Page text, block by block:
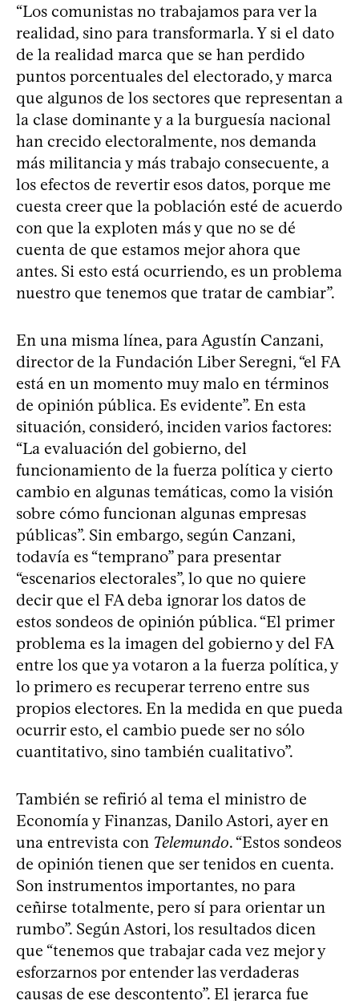
“Los comunistas no trabajamos para ver la
realidad, sino para transformarla. Y si el dato
de la realidad marca que se han perdido
puntos porcentuales del electorado, y marca
que algunos de los sectores que representan a
la clase dominante y a la burguesía nacional
han crecido electoralmente, nos demanda
más militancia y más trabajo consecuente, a
los efectos de revertir esos datos, porque me
cuesta creer que la población esté de acuerdo
con que la exploten más y que no se dé
cuenta de que estamos mejor ahora que
antes. Si esto está ocurriendo, es un problema
nuestro que tenemos que tratar de cambiar”.
En una misma línea, para Agustín Canzani,
director de la Fundación Liber Seregni, “el FA
está en un momento muy malo en términos
de opinión pública. Es evidente”. En esta
situación, consideró, inciden varios factores:
“La evaluación del gobierno, del
funcionamiento de la fuerza política y cierto
cambio en algunas temáticas, como la visión
sobre cómo funcionan algunas empresas
públicas”. Sin embargo, según Canzani,
todavía es “temprano” para presentar
“escenarios electorales”, lo que no quiere
decir que el FA deba ignorar los datos de
estos sondeos de opinión pública. “El primer
problema es la imagen del gobierno y del FA
entre los que ya votaron a la fuerza política, y
lo primero es recuperar terreno entre sus
propios electores. En la medida en que pueda
ocurrir esto, el cambio puede ser no sólo
cuantitativo, sino también cualitativo”.
También se refirió al tema el ministro de
Economía y Finanzas, Danilo Astori, ayer en
una entrevista con Telemundo. “Estos sondeos
de opinión tienen que ser tenidos en cuenta.
Son instrumentos importantes, no para
ceñirse totalmente, pero sí para orientar un
rumbo”. Según Astori, los resultados dicen
que “tenemos que trabajar cada vez mejor y
esforzarnos por entender las verdaderas
causas de ese descontento”. El jerarca fue